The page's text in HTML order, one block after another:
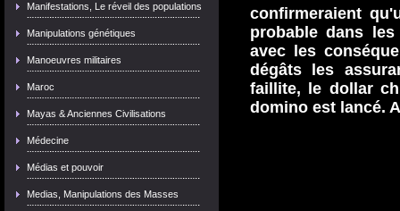
Manifestations, Le réveil des populations
Manipulations génétiques
Manoeuvres militaires
Maroc
Mayas & Anciennes Civilisations
Médecine
Médias et pouvoir
Medias, Manipulations des Masses
confirmeraient
probable dans
avec les
dégâts les
faillite, le dollar
domino est lancé.